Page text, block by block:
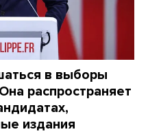
в выборы
распространяет
издания